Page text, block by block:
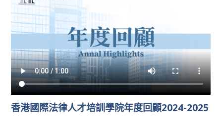
香港國際法律人才培訓學院年度回顧2024-2025